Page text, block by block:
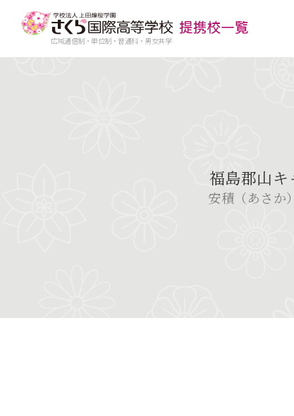
広域通信制・単位制・普通科・男女共学
福島郡山キ
安積（あさか